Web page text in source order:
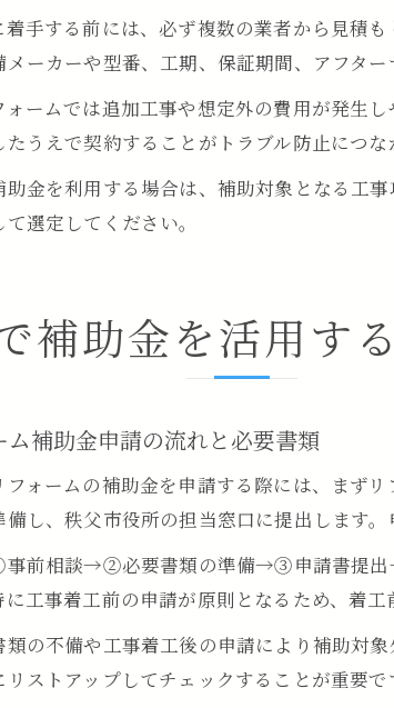
着手する前には、必ず複数の業者から見積
ーカーや型番、工期、保証期間、アフター
ームでは追加工事や想定外の費用が発生
うえで契約することがトラブル防止につな
助金を利用する場合は、補助対象となる工
選定してください。
補助金を活用す
ム補助金申請の流れと必要書類
ォームの補助金を申請する際には、まず
備し、秩父市役所の担当窓口に提出します
事前相談→②必要書類の準備→③申請書
工事着工前の申請が原則となるため、着工
の不備や工事着工後の申請により補助対
ストアップしてチェックすることが重要